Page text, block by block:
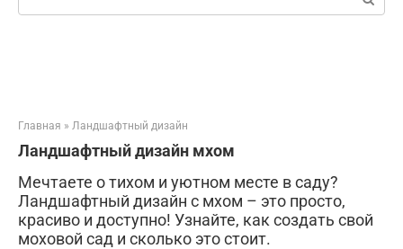
Главная » Ландшафтный дизайн
Ландшафтный дизайн мхом
Мечтаете о тихом и уютном месте в саду?
Ландшафтный дизайн с мхом – это просто,
красиво и доступно! Узнайте, как создать свой
моховой сад и сколько это стоит.